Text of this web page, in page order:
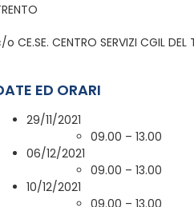
CE.SE. CENTRO SERVIZI CGIL DEL
ED ORARI
29/11/2021
09.00 – 13.00
06/12/2021
09.00 – 13.00
10/12/2021
09.00 – 13.00